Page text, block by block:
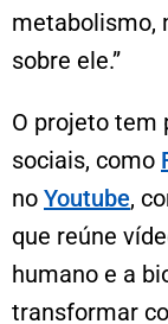
metabolismo,
sobre ele.”
O projeto tem
sociais, como
no Youtube,
que reúne
humano e a
transformar